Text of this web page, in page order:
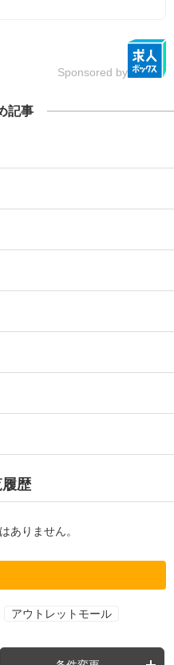
Sponsored by
記事
歴
ありません。
アウトレットモール